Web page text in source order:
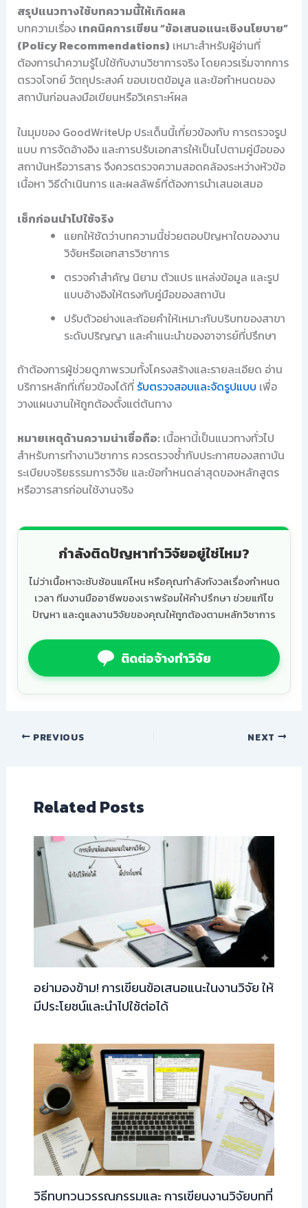
สรุปแนวทางใช้บทความนี้ให้เกิดผล
บทความเรื่อง เทคนิคการเขียน “ข้อเสนอแนะเชิงนโยบาย”
(Policy Recommendations) เหมาะสำหรับผู้อ่านที่
ต้องการนำความรู้ไปใช้กับงานวิชาการจริง โดยควรเริ่มจากการ
ตรวจโจทย์ วัตถุประสงค์ ขอบเขตข้อมูล และข้อกำหนดของ
สถาบันก่อนลงมือเขียนหรือวิเคราะห์ผล
ในมุมของ GoodWriteUp ประเด็นนี้เกี่ยวข้องกับ การตรวจรูป
แบบ การจัดอ้างอิง และการปรับเอกสารให้เป็นไปตามคู่มือของ
สถาบันหรือวารสาร จึงควรตรวจความสอดคล้องระหว่างหัวข้อ
เนื้อหา วิธีดำเนินการ และผลลัพธ์ที่ต้องการนำเสนอเสมอ
เช็กก่อนนำไปใช้จริง
แยกให้ชัดว่าบทความนี้ช่วยตอบปัญหาใดของงาน
วิจัยหรือเอกสารวิชาการ
ตรวจคำสำคัญ นิยาม ตัวแปร แหล่งข้อมูล และรูป
แบบอ้างอิงให้ตรงกับคู่มือของสถาบัน
ปรับตัวอย่างและถ้อยคำให้เหมาะกับบริบทของสาขา
ระดับปริญญา และคำแนะนำของอาจารย์ที่ปรึกษา
ถ้าต้องการผู้ช่วยดูภาพรวมทั้งโครงสร้างและรายละเอียด อ่าน
บริการหลักที่เกี่ยวข้องได้ที่ รับตรวจสอบและจัดรูปแบบ เพื่อ
วางแผนงานให้ถูกต้องตั้งแต่ต้นทาง
หมายเหตุด้านความน่าเชื่อถือ: เนื้อหานี้เป็นแนวทางทั่วไป
สำหรับการทำงานวิชาการ ควรตรวจซ้ำกับประกาศของสถาบัน
ระเบียบจริยธรรมการวิจัย และข้อกำหนดล่าสุดของหลักสูตร
หรือวารสารก่อนใช้งานจริง
กำลังติดปัญหาทำวิจัยอยู่ใช่ไหม?
ไม่ว่าเนื้อหาจะซับซ้อนแค่ไหน หรือคุณกำลังกังวลเรื่องกำหนด
เวลา ทีมงานมืออาชีพของเราพร้อมให้คำปรึกษา ช่วยแก้ไข
ปัญหา และดูแลงานวิจัยของคุณให้ถูกต้องตามหลักวิชาการ
ติดต่อจ้างทำวิจัย
PREVIOUS NEXT
Related Posts
อย่ามองข้าม! การเขียนข้อเสนอแนะในงานวิจัย ให้
มีประโยชน์และนำไปใช้ต่อได้
วิธีทบทวนวรรณกรรมและ การเขียนงานวิจัยบทที่